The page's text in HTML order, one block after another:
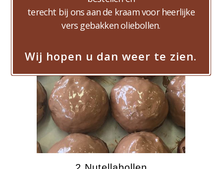
terecht bij ons aan de kraam voor heerlijke
vers gebakken oliebollen.
Wij hopen u dan weer te zien.